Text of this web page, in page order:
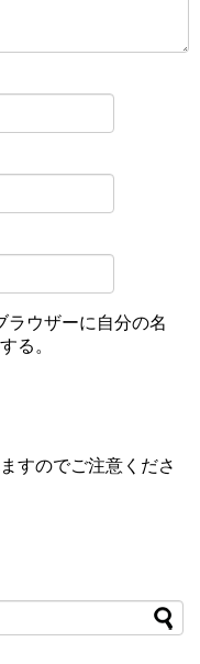
ラウザーに自分の名
る。
すのでご注意くださ